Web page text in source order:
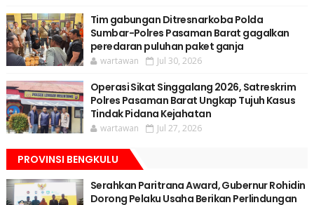
Tim gabungan Ditresnarkoba Polda
Sumbar-Polres Pasaman Barat gagalkan
peredaran puluhan paket ganja
wartawan Jul 30, 2026
Operasi Sikat Singgalang 2026, Satreskrim
Polres Pasaman Barat Ungkap Tujuh Kasus
Tindak Pidana Kejahatan
wartawan Jul 27, 2026
PROVINSI BENGKULU
Serahkan Paritrana Award, Gubernur Rohidin
Dorong Pelaku Usaha Berikan Perlindungan